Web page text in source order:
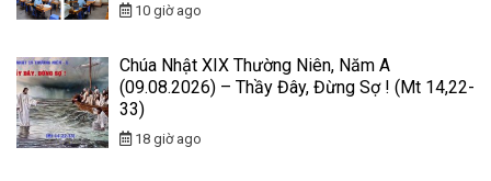
10 giờ ago
Chúa Nhật XIX Thường Niên, Năm A
(09.08.2026) – Thầy Đây, Đừng Sợ ! (Mt 14,22-
33)
18 giờ ago